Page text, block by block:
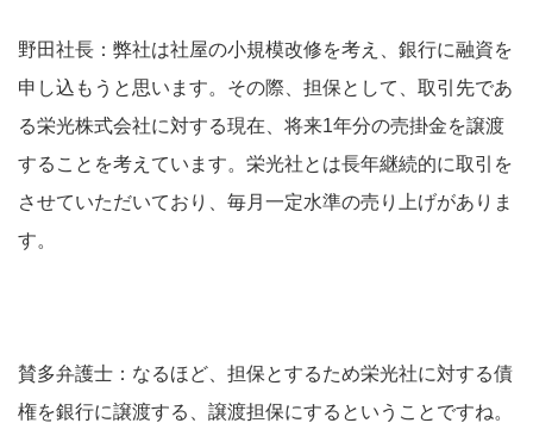
野田社長：弊社は社屋の小規模改修を考え、銀行に融資を
申し込もうと思います。その際、担保として、取引先であ
る栄光株式会社に対する現在、将来1年分の売掛金を譲渡
することを考えています。栄光社とは長年継続的に取引を
させていただいており、毎月一定水準の売り上げがありま
す。
賛多弁護士：なるほど、担保とするため栄光社に対する債
権を銀行に譲渡する、譲渡担保にするということですね。